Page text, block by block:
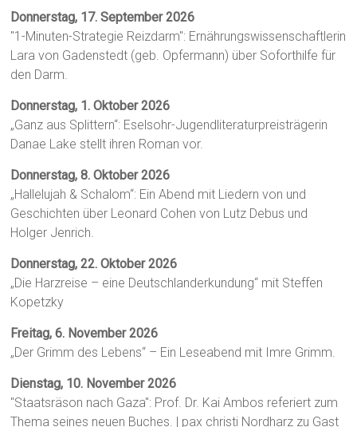
Donnerstag, 17. September 2026
"1-Minuten-Strategie Reizdarm": Ernährungswissenschaftlerin
Lara von Gadenstedt (geb. Opfermann) über Soforthilfe für
den Darm.
Donnerstag, 1. Oktober 2026
„Ganz aus Splittern“: Eselsohr-Jugendliteraturpreisträgerin
Danae Lake stellt ihren Roman vor.
Donnerstag, 8. Oktober 2026
„Hallelujah & Schalom“: Ein Abend mit Liedern von und
Geschichten über Leonard Cohen von Lutz Debus und
Holger Jenrich.
Donnerstag, 22. Oktober 2026
„Die Harzreise – eine Deutschlanderkundung“ mit Steffen
Kopetzky
Freitag, 6. November 2026
„Der Grimm des Lebens“ – Ein Leseabend mit Imre Grimm.
Dienstag, 10. November 2026
"Staatsräson nach Gaza": Prof. Dr. Kai Ambos referiert zum
Thema seines neuen Buches. | pax christi Nordharz zu Gast